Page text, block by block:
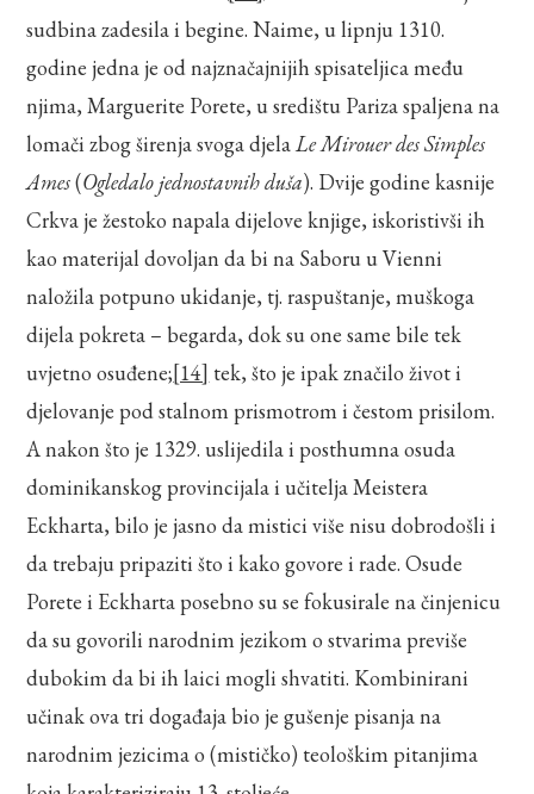
sudbina zadesila i begine. Naime, u lipnju 1310.
godine jedna je od najznačajnijih spisateljica među
njima, Marguerite Porete, u središtu Pariza spaljena na
lomači zbog širenja svoga djelaLe Mirouer des Simples
Ames(Ogledalo jednostavnih duša). Dvije godine kasnije
Crkva je žestoko napala dijelove knjige, iskoristivši ih
kao materijal dovoljan da bi na Saboru u Vienni
naložila potpuno ukidanje, tj. raspuštanje, muškoga
dijela pokreta – begarda, dok su one same bile tek
uvjetno osuđene;[14] tek, što je ipak značilo život i
djelovanje pod stalnom prismotrom i čestom prisilom.
A nakon što je 1329. uslijedila i posthumna osuda
dominikanskog provincijala i učitelja Meistera
Eckharta, bilo je jasno da mistici više nisu dobrodošli i
da trebaju pripaziti što i kako govore i rade. Osude
Porete i Eckharta posebno su se fokusirale na činjenicu
da su govorili narodnim jezikom o stvarima previše
dubokim da bi ih laici mogli shvatiti. Kombinirani
učinak ova tri događaja bio je gušenje pisanja na
narodnim jezicima o (mističko) teološkim pitanjima